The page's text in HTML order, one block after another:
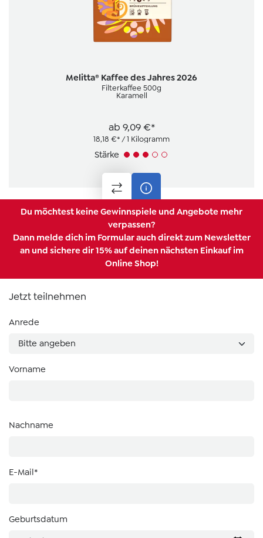
Melitta® Kaffee des Jahres 2026
Filterkaffee 500g
Karamell
ab 9,09 €*
18,18 €* / 1 Kilogramm
Stärke
Du möchtest keine Gewinnspiele und Angebote mehr
verpassen?
Dann melde dich im Formular auch direkt zum Newsletter
an und sichere dir 15% auf deinen nächsten Einkauf im
Online Shop!
Jetzt teilnehmen
Anrede
Vorname
Nachname
E-Mail*
Geburtsdatum